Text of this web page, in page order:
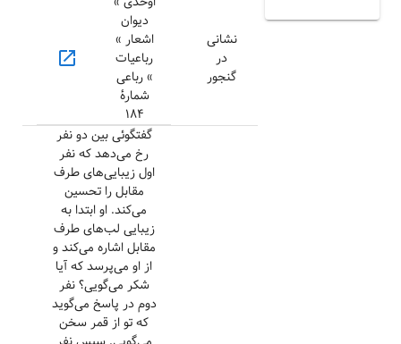
نشانی
در
گنجور
دیوان
اشعار »
رباعیات
» رباعی
شمارهٔ
۱۸۴
open_in_new
گفتگوئی بین دو نفر
رخ می‌دهد که نفر
اول زیبایی‌های طرف
مقابل را تحسین
می‌کند. او ابتدا به
زیبایی لب‌های طرف
مقابل اشاره می‌کند و
از او می‌پرسد که آیا
شکر می‌گویی؟ نفر
دوم در پاسخ می‌گوید
که تو از قمر سخن